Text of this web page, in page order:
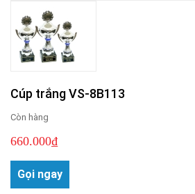
Cúp trắng VS-8B113
Còn hàng
660.000₫
Gọi ngay